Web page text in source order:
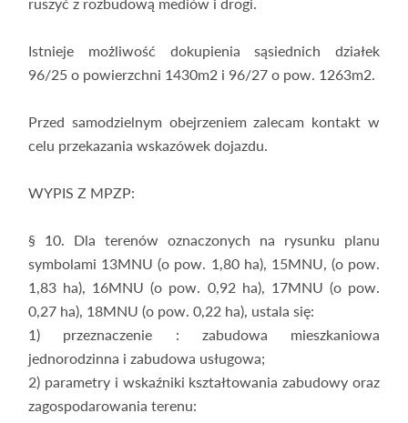
Istnieje możliwość dokupienia sąsiednich działek
96/25 o powierzchni 1430m2 i 96/27 o pow. 1263m2.
Przed samodzielnym obejrzeniem zalecam kontakt w
celu przekazania wskazówek dojazdu.
WYPIS Z MPZP:
§ 10. Dla terenów oznaczonych na rysunku planu
symbolami 13MNU (o pow. 1,80 ha), 15MNU, (o pow.
1,83 ha), 16MNU (o pow. 0,92 ha), 17MNU (o pow.
0,27 ha), 18MNU (o pow. 0,22 ha), ustala się:
1) przeznaczenie : zabudowa mieszkaniowa
jednorodzinna i zabudowa usługowa;
2) parametry i wskaźniki kształtowania zabudowy oraz
zagospodarowania terenu: